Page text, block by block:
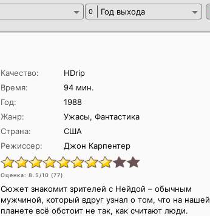
0 Год выхода
Качество:
HDrip
Время:
94 мин.
Год:
1988
Жанр:
Ужасы, Фантастика
Страна:
США
Режиссер:
Джон Карпентер
Оценка: 8.5/10 (77)
Сюжет знакомит зрителей с Нейдой – обычным
мужчиной, который вдруг узнал о том, что на нашей
планете всё обстоит не так, как считают люди.